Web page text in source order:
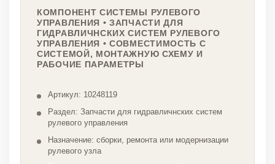
КОМПОНЕНТ СИСТЕМЫ РУЛЕВОГО
УПРАВЛЕНИЯ • ЗАПЧАСТИ ДЛЯ
ГИДРАВЛИЧНСКИХ СИСТЕМ РУЛЕВОГО
УПРАВЛЕНИЯ • СОВМЕСТИМОСТЬ С
СИСТЕМОЙ, МОНТАЖНУЮ СХЕМУ И
РАБОЧИЕ ПАРАМЕТРЫ
Артикул: 10248119
Раздел: Запчасти для гидравличнских систем
рулевого управления
Назначение: сборки, ремонта или модернизации
рулевого узла